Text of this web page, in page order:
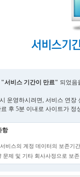
"서비스 기간이 만료" 되었음
운영하시려면, 서비스 연장
후 5분 이내로 사이트가 정
항
비스의 계정 데이터의 보존기
문제 및 기타 회사사정으로 보